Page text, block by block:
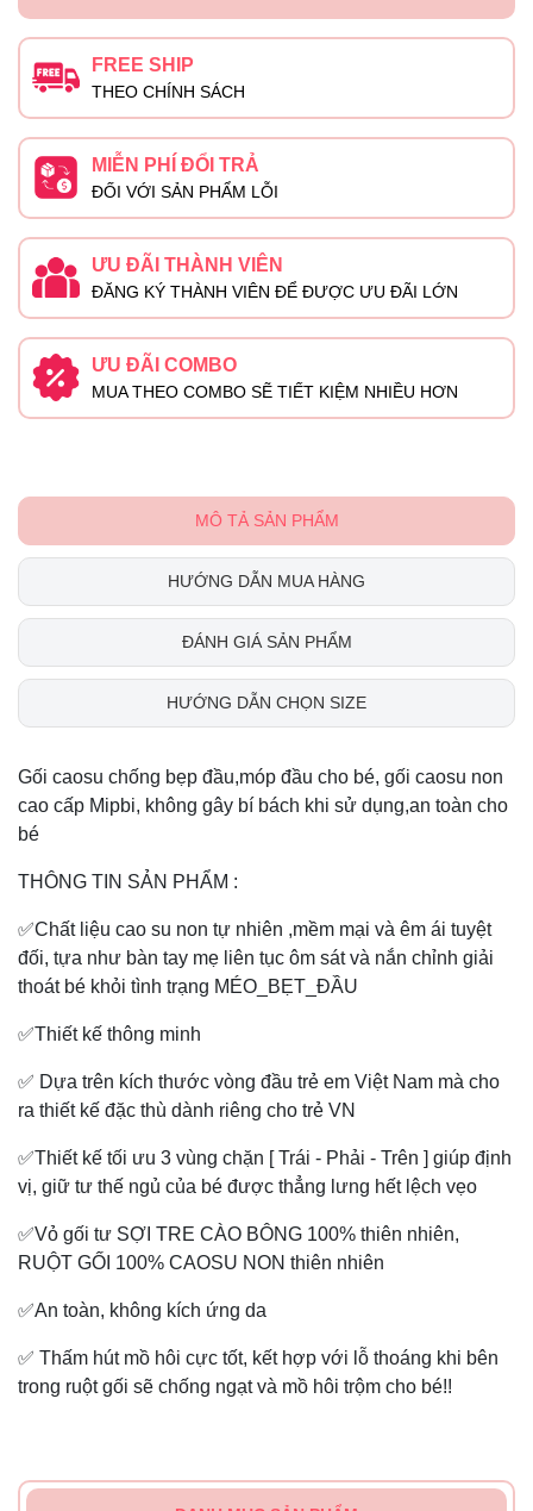
FREE SHIP
THEO CHÍNH SÁCH
MIỄN PHÍ ĐỔI TRẢ
ĐỐI VỚI SẢN PHẨM LỖI
ƯU ĐÃI THÀNH VIÊN
ĐĂNG KÝ THÀNH VIÊN ĐỂ ĐƯỢC ƯU ĐÃI LỚN
ƯU ĐÃI COMBO
MUA THEO COMBO SẼ TIẾT KIỆM NHIỀU HƠN
MÔ TẢ SẢN PHẨM
HƯỚNG DẪN MUA HÀNG
ĐÁNH GIÁ SẢN PHẨM
HƯỚNG DẪN CHỌN SIZE
Gối caosu chống bẹp đầu,móp đầu cho bé, gối caosu non
cao cấp Mipbi, không gây bí bách khi sử dụng,an toàn cho
bé
THÔNG TIN SẢN PHẨM :
✅Chất liệu cao su non tự nhiên ,mềm mại và êm ái tuyệt
đối, tựa như bàn tay mẹ liên tục ôm sát và nắn chỉnh giải
thoát bé khỏi tình trạng MÉO_BẸT_ĐẦU
✅Thiết kế thông minh
✅ Dựa trên kích thước vòng đầu trẻ em Việt Nam mà cho
ra thiết kế đặc thù dành riêng cho trẻ VN
✅Thiết kế tối ưu 3 vùng chặn [ Trái - Phải - Trên ] giúp định
vị, giữ tư thế ngủ của bé được thẳng lưng hết lệch vẹo
✅Vỏ gối tư SỢI TRE CÀO BÔNG 100% thiên nhiên,
RUỘT GỐI 100% CAOSU NON thiên nhiên
✅An toàn, không kích ứng da
✅ Thấm hút mồ hôi cực tốt, kết hợp với lỗ thoáng khi bên
trong ruột gối sẽ chống ngạt và mồ hôi trộm cho bé!!